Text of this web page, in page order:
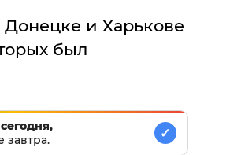
Донецке и Харькове
был
завтра.
✓